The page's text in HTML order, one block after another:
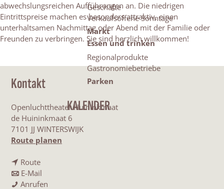
Geschäfte
Verkaufsoffene Sonntage
Markt
Essen und trinken
Regionalprodukte
Gastronomiebetriebe
Parken
KALENDER
abwechslungsreichen Aufführungen an. Die niedrigen
Eintrittspreise machen es besonders attraktiv, einen
unterhaltsamen Nachmittag oder Abend mit der Familie oder
Freunden zu verbringen. Sie sind herzlich willkommen!
Kontakt
Openluchttheater Huininkmaat
de Huininkmaat 6
7101 JJ WINTERSWIJK
Route planen
Routeb
i
s
E-Mail
i
Anrufen